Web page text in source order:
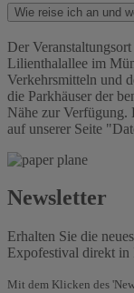
Wie reise ich an und
Der
Lilienthalallee im
Verkehrsmitteln und
die Parkhäuser der
Nähe zur Verfügung.
auf unserer Seite
Newsletter
Erhalten Sie die
Expofestival direkt in
Mit dem Klicken des